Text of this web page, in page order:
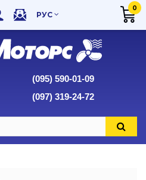
0
(095) 590-01-09
(097) 319-24-72
РУС